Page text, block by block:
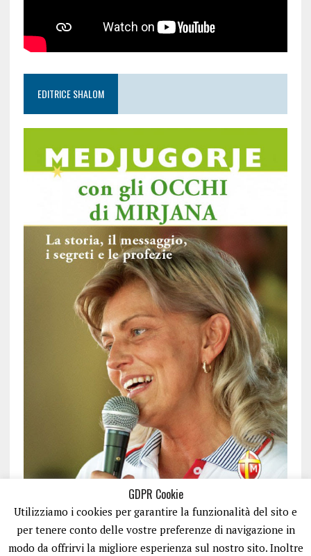
EDITRICE SHALOM
GDPR Cookie
Utilizziamo i cookies per garantire la funzionalità del sito e
per tenere conto delle vostre preferenze di navigazione in
modo da offrirvi la migliore esperienza sul nostro sito. Inoltre